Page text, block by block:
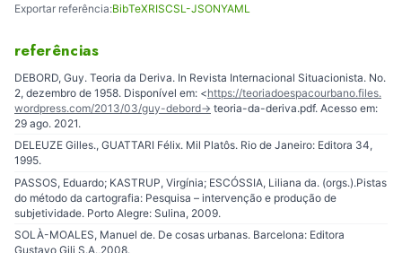
Exportar referência:BibTeXRISCSL-JSONYAML
referências
DEBORD, Guy. Teoria da Deriva. In Revista Internacional Situacionista. No.
2, dezembro de 1958. Disponível em: <https://teoriadoespacourbano.files.
wordpress.com/2013/03/guy-debord- > teoria-da-deriva.pdf. Acesso em:
29 ago. 2021.
DELEUZE Gilles., GUATTARI Félix. Mil Platôs. Rio de Janeiro: Editora 34,
1995.
PASSOS, Eduardo; KASTRUP, Virgínia; ESCÓSSIA, Liliana da. (orgs.).Pistas
do método da cartografia: Pesquisa – intervenção e produção de
subjetividade. Porto Alegre: Sulina, 2009.
SOLÀ-MOALES, Manuel de. De cosas urbanas. Barcelona: Editora
Gustavo Gili S.A.,2008.